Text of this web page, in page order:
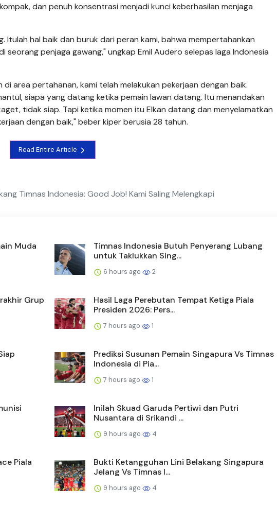
dan penuh konsentrasi menjadi kunci keberhasilan menjaga
Itulah hal baik dan buruk dari peran kami, bahwa mempertahankan
seorang penjaga gawang," ungkap Emil Audero selepas laga Indonesia
area pertahanan, kami telah melakukan pekerjaan dengan baik.
siapa yang datang ketika pemain lawan datang. Itu menandakan
tidak siap. Tapi ketika momen itu Elkan datang dan menyelamatkan
dengan baik," beber kiper berusia 28 tahun.
Read Entire Article
Timnas Indonesia: Good Job! Kami Saling Melengkapi
Muda
Timnas Indonesia Butuh Penyerang Lubang
untuk Taklukkan Sing...
6 hours ago 2
Grup
Hasil Laga Perebutan Tempat Ketiga Piala
Presiden 2026: Pers...
7 hours ago 1
Prediksi Susunan Pemain Singapura Vs Timnas
Indonesia di Pia...
7 hours ago 1
Inilah Skuad Garuda Pertiwi dan Putri
Nusantara di Srikandi ...
9 hours ago 4
Piala
Bukti Ketangguhan Lini Belakang Singapura
Jelang Vs Timnas I...
9 hours ago 4